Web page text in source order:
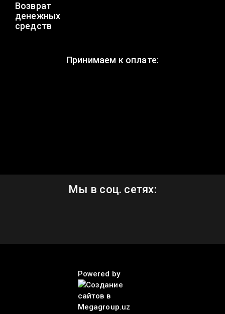
Возврат
денежных
средств
Принимаем к оплате:
Мы в соц. сетях:
Powered by